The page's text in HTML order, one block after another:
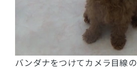
バンダナをつけてカメラ目線の